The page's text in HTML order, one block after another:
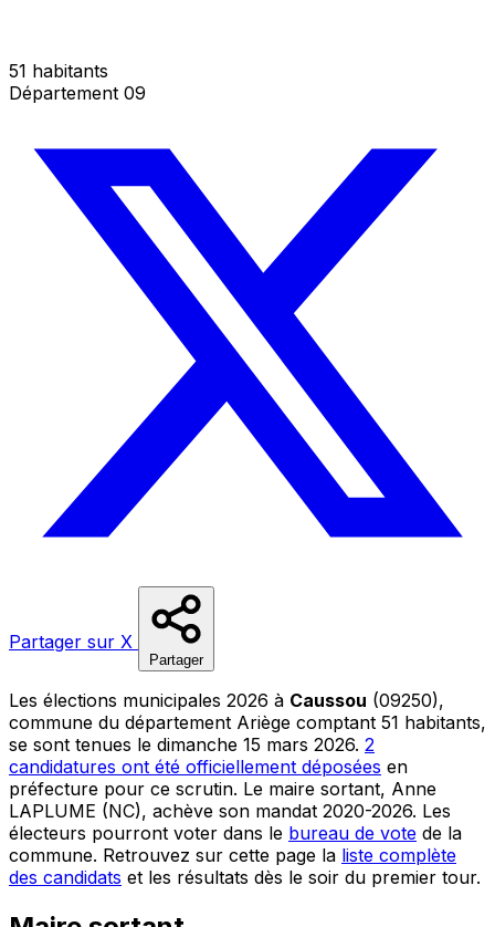
51 habitants
Département 09
Partager sur X
Partager
Les élections municipales 2026 à Caussou (09250),
commune du département Ariège comptant 51 habitants,
se sont tenues le dimanche 15 mars 2026. 2
candidatures ont été officiellement déposées en
préfecture pour ce scrutin. Le maire sortant, Anne
LAPLUME (NC), achève son mandat 2020-2026. Les
électeurs pourront voter dans le bureau de vote de la
commune. Retrouvez sur cette page la liste complète
des candidats et les résultats dès le soir du premier tour.